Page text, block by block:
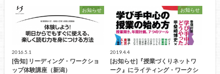
お知らせ
2016.5.1
[告知] リーディング・ワークショ
ップ体験講座（新潟）
お知らせ
2019.4.4
[お知らせ]『授業づくりネットワ
ーク』にライティング・ワークシ